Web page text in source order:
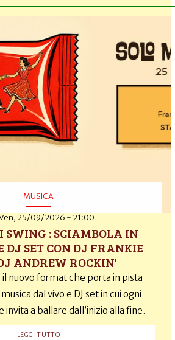
MUSICA
25/09/2026 - 21:00
SWING : SCIAMBOLA IN
DJ SET CON DJ FRANKIE
ANDREW ROCKIN'
nuovo format che porta in pista
dal vivo e DJ set in cui ogni
invita a ballare dall’inizio alla fine.
LEGGI TUTTO